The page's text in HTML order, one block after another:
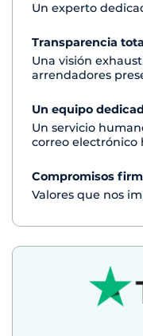
Un experto
Transparencia
Una visión
arrendadores
Un equipo
Un servicio
correo electrónico
Compromisos
Valores que nos